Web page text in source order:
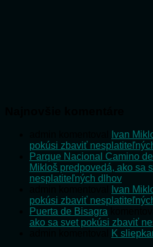
Ivan
pokúsi zbaviť
Parque Nacional Camino
Mikloš predpovedá, ako sa
nesplatiteľných dlhov
Ivan
pokúsi zbaviť
Puerta de Bisagra
ako sa svet pokúsi zbaviť
K